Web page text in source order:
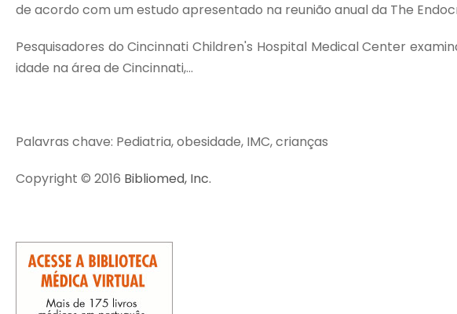
de acordo com um estudo apresentado na reunião anual da The
Pesquisadores do Cincinnati Children's Hospital Medical Center
idade na área de Cincinnati,...
Palavras chave: Pediatria, obesidade, IMC, crianças
Copyright © 2016 Bibliomed, Inc.